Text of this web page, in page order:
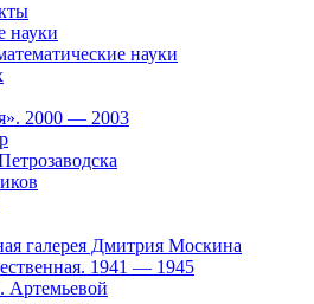
науки
науки
2000 — 2003
галерея Дмитрия Москина
1941 — 1945
Артемьевой